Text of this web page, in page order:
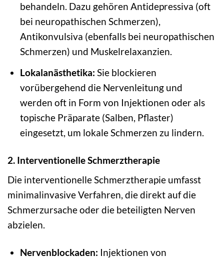
behandeln. Dazu gehören Antidepressiva (oft
bei neuropathischen Schmerzen),
Antikonvulsiva (ebenfalls bei neuropathischen
Schmerzen) und Muskelrelaxanzien.
Lokalanästhetika: Sie blockieren
vorübergehend die Nervenleitung und
werden oft in Form von Injektionen oder als
topische Präparate (Salben, Pflaster)
eingesetzt, um lokale Schmerzen zu lindern.
2. Interventionelle Schmerztherapie
Die interventionelle Schmerztherapie umfasst
minimalinvasive Verfahren, die direkt auf die
Schmerzursache oder die beteiligten Nerven
abzielen.
Nervenblockaden: Injektionen von